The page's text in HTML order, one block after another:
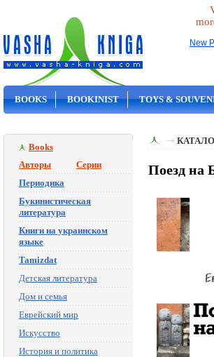
New
BOOKS BOOKINIST TOYS &
Books
Авторы
Серии
Периодика
Букинистическая
литература
Книги на украинском
языке
Tamizdat
Детская литература
Дом и семья
Еврейский мир
Искусство
История и политика
Поезд на